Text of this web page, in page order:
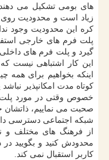
های بومی تشکیل می
زیاد است و محدودیت
کره این محدودیت وجود
پلت فرم های خارجی
گیرد و پلت فرم های
این کار اشتباهی نیست
اینکه بخواهیم برای همه
کوتاه مدت امکانپذیر
خصوص وقتی در مورد
صحبت می نماییم، ذاتشان
شبکه اجتماعی دسترسی
از فرهنگ های مختلف و
محدودش کنید و بگویید
کاربر استقبال نمی کند.